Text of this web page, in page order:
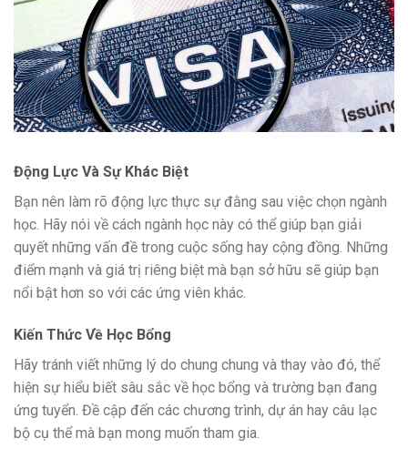
Động Lực Và Sự Khác Biệt
Bạn nên làm rõ động lực thực sự đằng sau việc chọn ngành
học. Hãy nói về cách ngành học này có thể giúp bạn giải
quyết những vấn đề trong cuộc sống hay cộng đồng. Những
điểm mạnh và giá trị riêng biệt mà bạn sở hữu sẽ giúp bạn
nổi bật hơn so với các ứng viên khác.
Kiến Thức Về Học Bổng
Hãy tránh viết những lý do chung chung và thay vào đó, thể
hiện sự hiểu biết sâu sắc về học bổng và trường bạn đang
ứng tuyển. Đề cập đến các chương trình, dự án hay câu lạc
bộ cụ thể mà bạn mong muốn tham gia.